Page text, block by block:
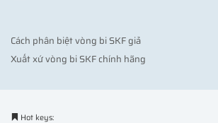
Cách phân biệt vòng bi SKF giả
Xuất xứ vòng bi SKF chính hãng
Hot keys: